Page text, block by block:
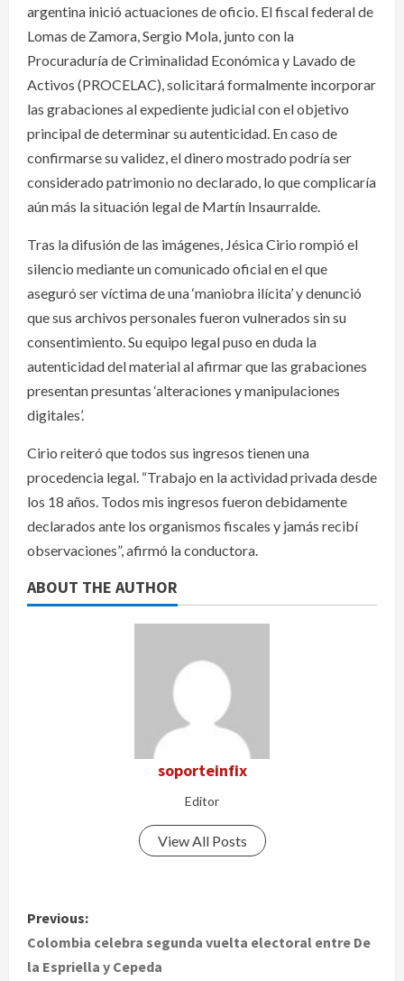
argentina inició actuaciones de oficio. El fiscal federal de
Lomas de Zamora, Sergio Mola, junto con la
Procuraduría de Criminalidad Económica y Lavado de
Activos (PROCELAC), solicitará formalmente incorporar
las grabaciones al expediente judicial con el objetivo
principal de determinar su autenticidad. En caso de
confirmarse su validez, el dinero mostrado podría ser
considerado patrimonio no declarado, lo que complicaría
aún más la situación legal de Martín Insaurralde.
Tras la difusión de las imágenes, Jésica Cirio rompió el
silencio mediante un comunicado oficial en el que
aseguró ser víctima de una ‘maniobra ilícita’ y denunció
que sus archivos personales fueron vulnerados sin su
consentimiento. Su equipo legal puso en duda la
autenticidad del material al afirmar que las grabaciones
presentan presuntas ‘alteraciones y manipulaciones
digitales’.
Cirio reiteró que todos sus ingresos tienen una
procedencia legal. “Trabajo en la actividad privada desde
los 18 años. Todos mis ingresos fueron debidamente
declarados ante los organismos fiscales y jamás recibí
observaciones”, afirmó la conductora.
ABOUT THE AUTHOR
soporteinfix
Editor
View All Posts
P
o
Previous:
Colombia celebra segunda vuelta electoral entre De
la Espriella y Cepeda